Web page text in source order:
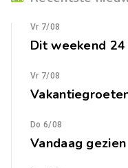
Vr 7/08
Dit weekend
Vr 7/08
Do 6/08
Vandaag gezien